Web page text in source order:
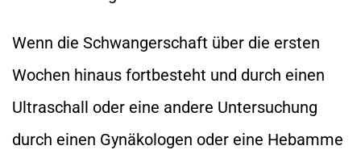
Wenn die Schwangerschaft über die ersten
Wochen hinaus fortbesteht und durch einen
Ultraschall oder eine andere Untersuchung
durch einen Gynäkologen oder eine Hebamme